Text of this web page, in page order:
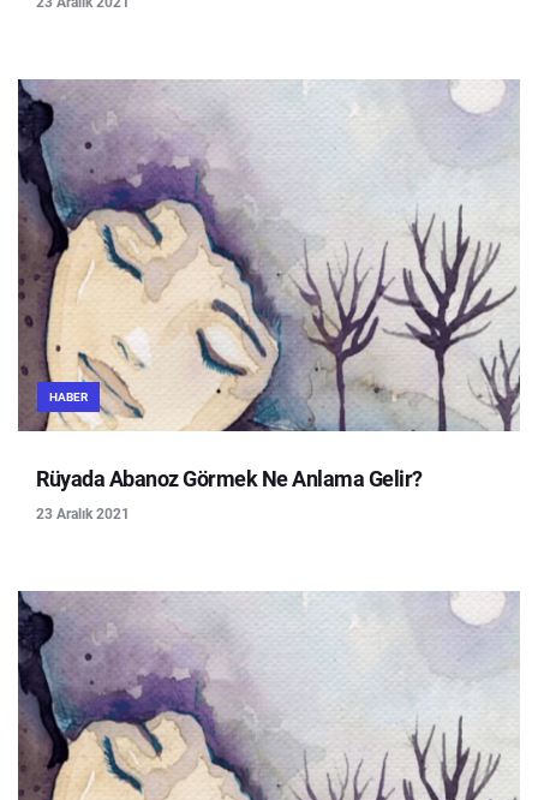
HABER
Rüyada Abanoz Görmek Ne Anlama Gelir?
23 Aralık 2021